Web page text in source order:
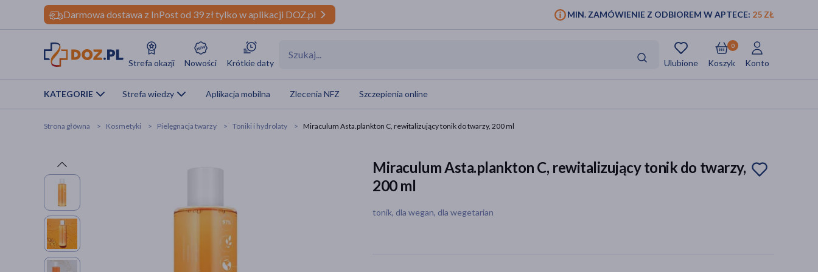
Darmowa dostawa z InPost od 39 zł tylko w aplikacji DOZ.pl MIN. ZAMÓWIENIE Z ODBIOREM W APTECE: 25 ZŁ
Strefa okazji Nowości Krótkie daty Ulubione Koszyk
0
Konto
KATEGORIE Strefa wiedzy Aplikacja mobilna Zlecenia NFZ Szczepienia online
Strona główna Kosmetyki Pielęgnacja twarzy Toniki i hydrolaty Miraculum Asta.plankton C, rewitalizujący tonik do twarzy, 200 ml
Miraculum Asta.plankton C, rewitalizujący tonik do twarzy,
200 ml
tonik, dla wegan, dla wegetarian